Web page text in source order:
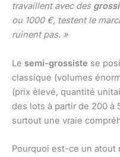
travaillent avec des
ou 1000 €, testent le
ruinent pas. »
Le semi-grossiste se
classique (volumes
(prix élevé, quantité
des lots à partir de 200 à
surtout une vraie
Pourquoi est-ce un atout